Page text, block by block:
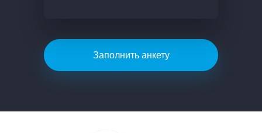
Заполнить анкету